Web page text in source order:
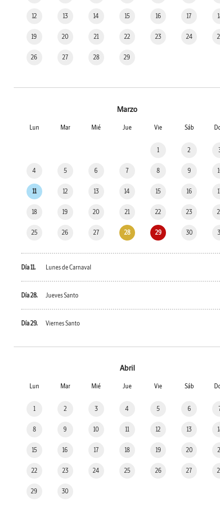
12 13 14 15 16 17
19 20 21 22 23 24
26 27 28 29
Marzo
Lun Mar Mié Jue Vie Sáb
1 2
4 5 6 7 8 9
11 12 13 14 15 16
18 19 20 21 22 23
25 26 27 28 29 30
Día 11. Lunes de Carnaval
Día 28. Jueves Santo
Día 29. Viernes Santo
Abril
Lun Mar Mié Jue Vie Sáb
1 2 3 4 5 6
8 9 10 11 12 13
15 16 17 18 19 20
22 23 24 25 26 27
29 30